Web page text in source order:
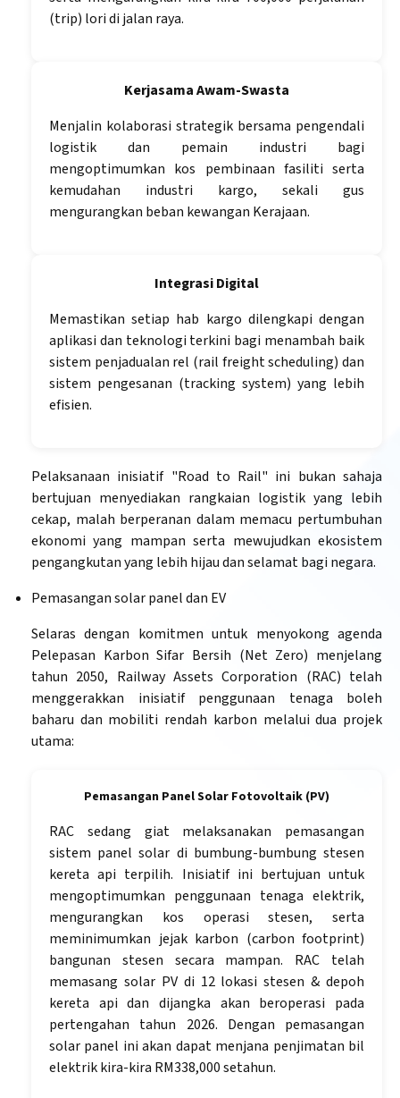
(trip) lori di jalan raya.
Kerjasama Awam-Swasta
Menjalin kolaborasi strategik bersama pengendali
logistik dan pemain industri bagi
mengoptimumkan kos pembinaan fasiliti serta
kemudahan industri kargo, sekali gus
mengurangkan beban kewangan Kerajaan.
Integrasi Digital
Memastikan setiap hab kargo dilengkapi dengan
aplikasi dan teknologi terkini bagi menambah baik
sistem penjadualan rel (rail freight scheduling) dan
sistem pengesanan (tracking system) yang lebih
efisien.
Pelaksanaan inisiatif "Road to Rail" ini bukan sahaja
bertujuan menyediakan rangkaian logistik yang lebih
cekap, malah berperanan dalam memacu pertumbuhan
ekonomi yang mampan serta mewujudkan ekosistem
pengangkutan yang lebih hijau dan selamat bagi negara.
Pemasangan solar panel dan EV
Selaras dengan komitmen untuk menyokong agenda
Pelepasan Karbon Sifar Bersih (Net Zero) menjelang
tahun 2050, Railway Assets Corporation (RAC) telah
menggerakkan inisiatif penggunaan tenaga boleh
baharu dan mobiliti rendah karbon melalui dua projek
utama:
Pemasangan Panel Solar Fotovoltaik (PV)
RAC sedang giat melaksanakan pemasangan
sistem panel solar di bumbung-bumbung stesen
kereta api terpilih. Inisiatif ini bertujuan untuk
mengoptimumkan penggunaan tenaga elektrik,
mengurangkan kos operasi stesen, serta
meminimumkan jejak karbon (carbon footprint)
bangunan stesen secara mampan. RAC telah
memasang solar PV di 12 lokasi stesen & depoh
kereta api dan dijangka akan beroperasi pada
pertengahan tahun 2026. Dengan pemasangan
solar panel ini akan dapat menjana penjimatan bil
elektrik kira-kira RM338,000 setahun.